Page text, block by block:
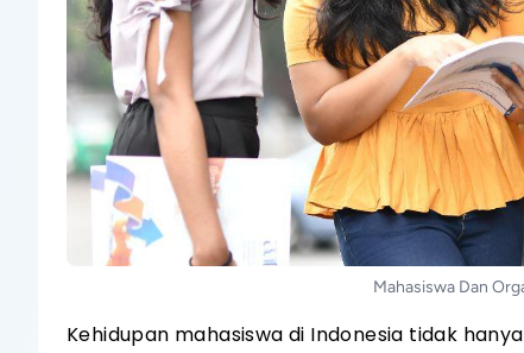
Mahasiswa Dan
Kehidupan mahasiswa di Indonesia tidak